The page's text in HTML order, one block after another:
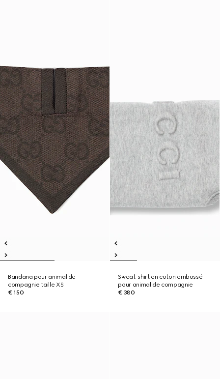
Bandana pour animal de
compagnie taille XS
€ 150
Sweat-shirt en coton embossé
pour animal de compagnie
€ 380